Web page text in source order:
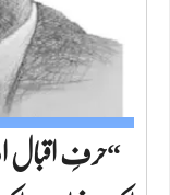
“حرفِ اقبال